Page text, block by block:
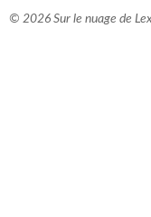
© 2026 Sur le nuage de